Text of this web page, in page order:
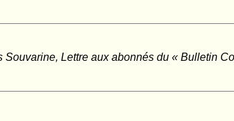
Souvarine, Lettre aux abonnés du « Bulletin